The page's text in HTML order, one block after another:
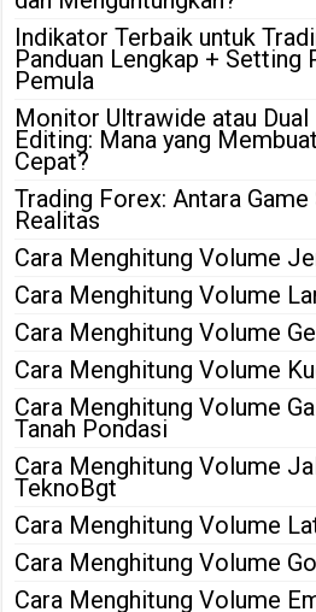
Indikator Terbaik untuk
Panduan Lengkap + Setting
Pemula
Monitor Ultrawide atau
Editing: Mana yang
Cepat?
Trading Forex: Antara
Realitas
Cara Menghitung Volume
Cara Menghitung Volume
Cara Menghitung Volume
Cara Menghitung Volume
Cara Menghitung Volume
Tanah Pondasi
Cara Menghitung Volume
TeknoBgt
Cara Menghitung Volume
Cara Menghitung Volume
Cara Menghitung Volume